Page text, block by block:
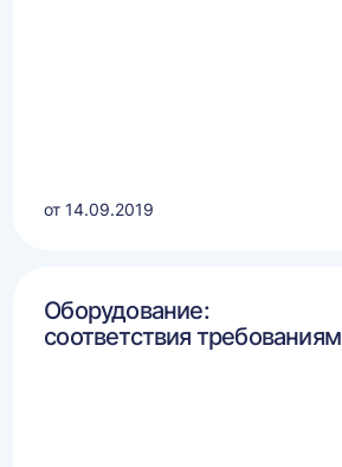
от 14.09.2019
Оборудование:
соответствия требованиям